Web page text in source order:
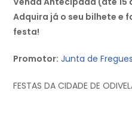
Adquira já o seu bilhete e
festa!
Promotor: Junta de
FESTAS DA CIDADE DE